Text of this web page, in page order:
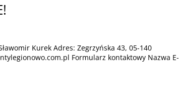
Kurek Adres: Zegrzyńska 43, 05-140
Formularz kontaktowy Nazwa E-